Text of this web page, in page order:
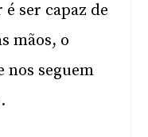
ser capaz de
mãos, o
nos seguem